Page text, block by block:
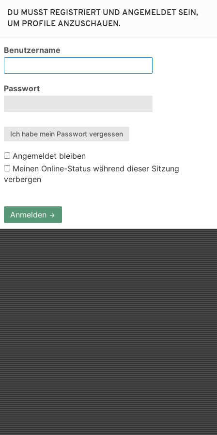
DU MUSST REGISTRIERT UND ANGEMELDET SEIN,
UM PROFILE ANZUSCHAUEN.
Benutzername
Passwort
Ich habe mein Passwort vergessen
Angemeldet bleiben
Meinen Online-Status während dieser Sitzung
verbergen
Anmelden